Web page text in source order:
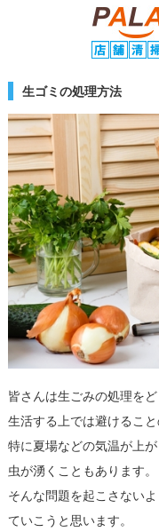
生ゴミの処理方法
皆さんは生ごみの処理を
生活する上では避けるこ
特に夏場などの気温が上
虫が湧くこともあります。
そんな問題を起こさない
ていこうと思います。